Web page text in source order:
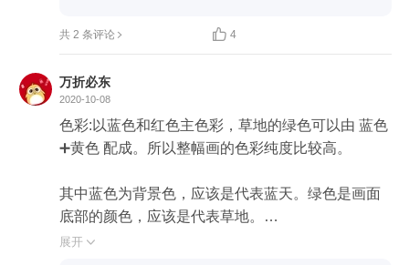
共 2 条评论  4
万折必东
2020-10-08
色彩:以蓝色和红色主色彩，草地的绿色可以由 蓝色
➕黄色 配成。所以整幅画的色彩纯度比较高。
其中蓝色为背景色，应该是代表蓝天。绿色是画面
底部的颜色，应该是代表草地。
人的皮肤一般是白、黄、粽和黑色。在画面里却被
展开 